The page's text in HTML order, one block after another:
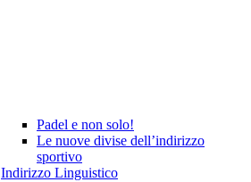
Padel e non solo!
Le nuove divise dell’indirizzo
sportivo
Indirizzo Linguistico